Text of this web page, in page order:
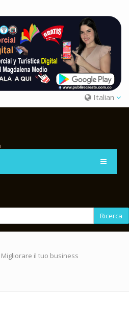
Italian
Ricerca
Migliorare il tuo business